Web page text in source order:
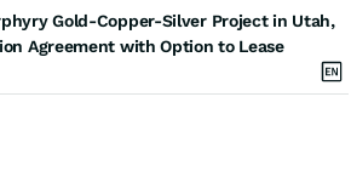
Gold-Copper-Silver Project in Utah,
Agreement with Option to Lease